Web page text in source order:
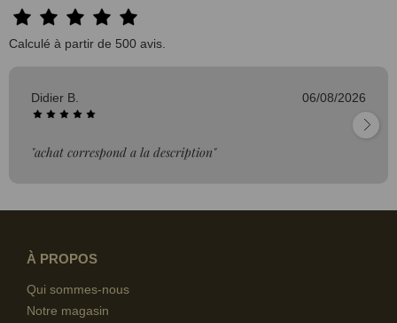
Calculé à partir de 500 avis.
Didier B. 06/08/2026
"achat correspond a la description"
À PROPOS
Qui sommes-nous
Notre magasin